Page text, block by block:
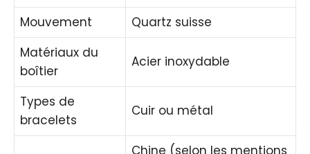
Mouvement
Quartz suisse
Matériaux du
boîtier
Acier inoxydable
Types de
bracelets
Cuir ou métal
Chine (selon les mentions